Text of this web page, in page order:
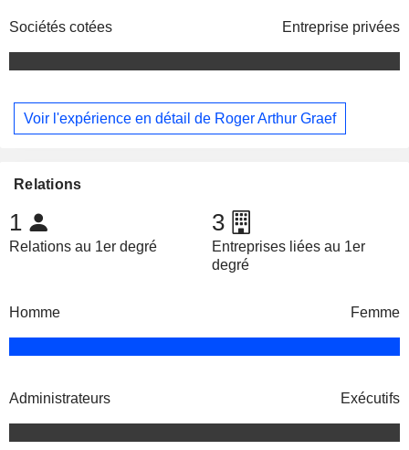
Sociétés cotées Entreprise privées
Voir l'expérience en détail de Roger Arthur Graef
Relations
1
Relations au 1er degré
3
Entreprises liées au 1er
degré
Homme Femme
Administrateurs Exécutifs